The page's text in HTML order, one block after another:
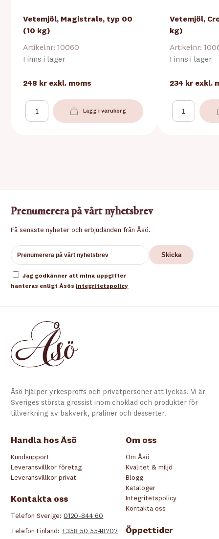
Vetemjöl, Magistrale, typ 00
(10 kg)
Artikelnr: 10060
Finns i lager
248 kr exkl. moms
Lägg i varukorg
Vetemjöl,
kg)
Artikelnr:
Finns i lager
234 kr exkl.
Prenumerera på vårt nyhetsbrev
Få senaste nyheter och erbjudanden från Åsö.
Jag godkänner att mina uppgifter
hanteras enligt Åsös integritetspolicy
Åsö hjälper yrkesproffs och privatpersoner att lyckas. Vi är
Sveriges största grossist inom choklad och produkter för
tillverkning av bakverk, praliner och desserter.
Om oss
Om Åsö
Kvalitet & miljö
Blogg
Kataloger
Integritetspolicy
Kontakta oss
Öppettider
Handla hos Åsö
Kundsupport
Leveransvillkor företag
Leveransvillkor privat
Kontakta oss
Telefon Sverige:0120-844 60
Telefon Finland: +358 50 5548707